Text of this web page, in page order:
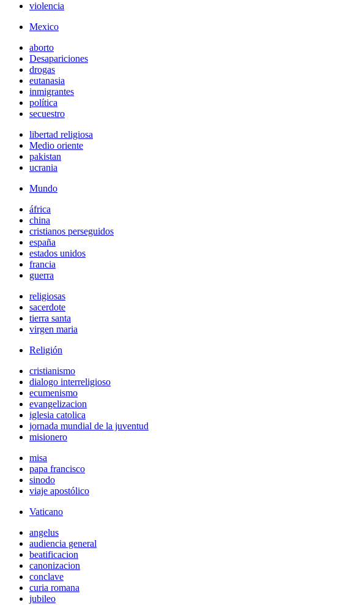
violencia
Mexico
aborto
Desapariciones
drogas
eutanasia
inmigrantes
política
secuestro
libertad religiosa
Medio oriente
pakistan
ucrania
Mundo
áfrica
china
cristianos perseguidos
españa
estados unidos
francia
guerra
religiosas
sacerdote
tierra santa
virgen maria
Religión
cristianismo
dialogo interreligioso
ecumenismo
evangelizacion
iglesia catolica
jornada mundial de la juventud
misionero
misa
papa francisco
sinodo
viaje apostólico
Vaticano
angelus
audiencia general
beatificacion
canonizacion
conclave
curia romana
jubileo